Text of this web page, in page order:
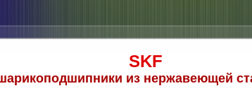
SKF
из нержавеющей